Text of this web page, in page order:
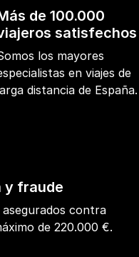
de 100.000
satisfechos
los mayores
en viajes de
distancia de España.
y fraude
contra
de 220.000 €.